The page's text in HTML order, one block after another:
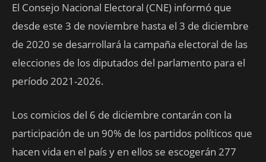
El Consejo Nacional Electoral (CNE) informó que
desde este 3 de noviembre hasta el 3 de diciembre
de 2020 se desarrollará la campaña electoral de las
elecciones de los diputados del parlamento para el
período 2021-2026.
Los comicios del 6 de diciembre contarán con la
participación de un 90% de los partidos políticos que
hacen vida en el país y en ellos se escogerán 277